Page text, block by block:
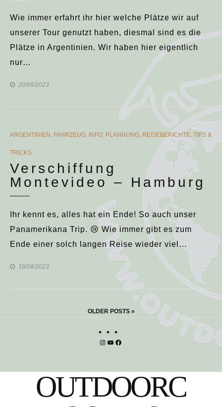
Wie immer erfahrt ihr hier welche Plätze wir auf
unserer Tour genutzt haben, diesmal sind es die
Plätze in Argentinien. Wir haben hier eigentlich
nur…
20/06/2023
CATEGORIES
ARGENTINIEN FAHRZEUG INFO PLANNUNG REISEBERICHTE TIPS &
TRICKS
Verschiffung
Montevideo – Hamburg
Ihr kennt es, alles hat ein Ende! So auch unser
Panamerikana Trip. 😢 Wie immer gibt es zum
Ende einer solch langen Reise wieder viel…
18/06/2023
Beitragsnavigation
OLDER POSTS »
Instagram
YouTube
Facebook
OUTDOORC